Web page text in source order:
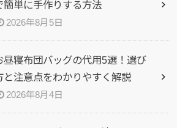
簡単に手作りする方法
2026年8月5日
昼寝布団バッグの代用5選！選び
と注意点をわかりやすく解説
2026年8月4日